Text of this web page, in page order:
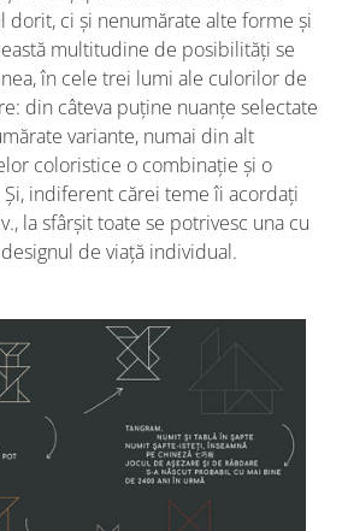
dorit, ci și nenumărate alte forme și
multitudine de posibilități se
în cele trei lumi ale culorilor de
din câteva puține nuanțe selectate
variante, numai din alt
coloristice o combinație și o
indiferent cărei teme îi acordați
la sfârșit toate se potrivesc una cu
de viață individual.